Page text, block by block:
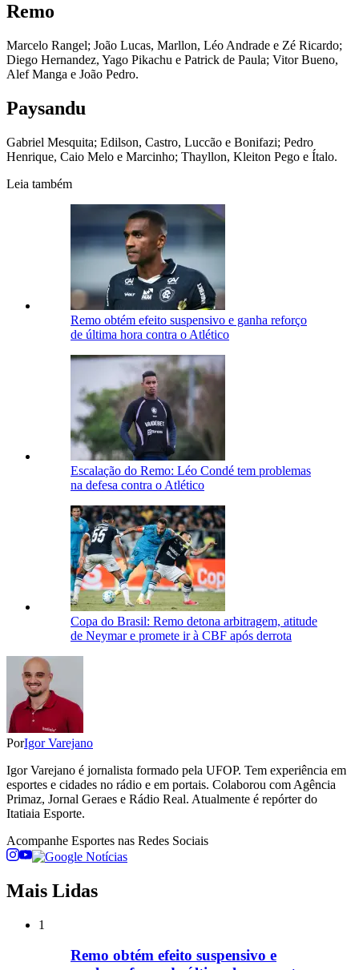
Remo
Marcelo Rangel; João Lucas, Marllon, Léo Andrade e Zé Ricardo;
Diego Hernandez, Yago Pikachu e Patrick de Paula; Vitor Bueno,
Alef Manga e João Pedro.
Paysandu
Gabriel Mesquita; Edilson, Castro, Luccão e Bonifazi; Pedro
Henrique, Caio Melo e Marcinho; Thayllon, Kleiton Pego e Ítalo.
Leia também
Remo obtém efeito suspensivo e ganha reforço
de última hora contra o Atlético
Escalação do Remo: Léo Condé tem problemas
na defesa contra o Atlético
Copa do Brasil: Remo detona arbitragem, atitude
de Neymar e promete ir à CBF após derrota
PorIgor Varejano
Igor Varejano é jornalista formado pela UFOP. Tem experiência em
esportes e cidades no rádio e em portais. Colaborou com Agência
Primaz, Jornal Geraes e Rádio Real. Atualmente é repórter do
Itatiaia Esporte.
Acompanhe Esportes nas Redes Sociais
Mais Lidas
1
Remo obtém efeito suspensivo e